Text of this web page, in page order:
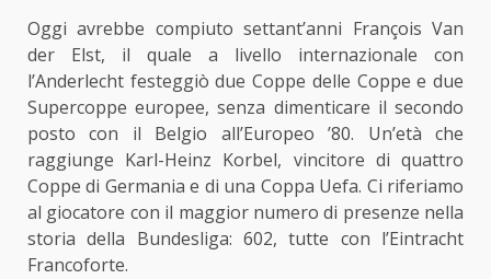
Oggi avrebbe compiuto settant’anni François Van
der Elst, il quale a livello internazionale con
l’Anderlecht festeggiò due Coppe delle Coppe e due
Supercoppe europee, senza dimenticare il secondo
posto con il Belgio all’Europeo ’80. Un’età che
raggiunge Karl-Heinz Korbel, vincitore di quattro
Coppe di Germania e di una Coppa Uefa. Ci riferiamo
al giocatore con il maggior numero di presenze nella
storia della Bundesliga: 602, tutte con l’Eintracht
Francoforte.